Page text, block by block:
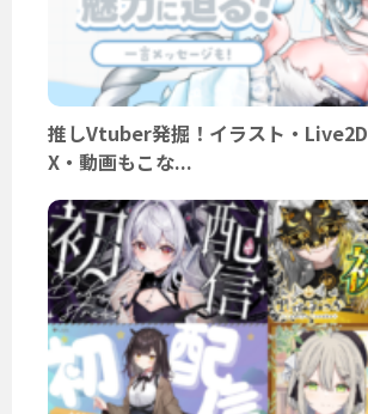
推しVtuber発掘！イラスト・
X・動画もこな...